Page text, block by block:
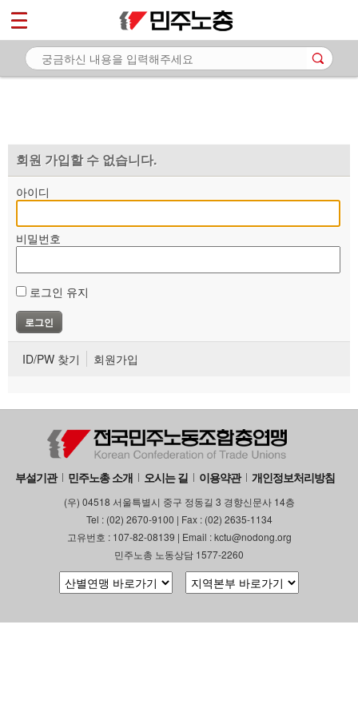
회원 가입할 수 없습니다.
아이디
비밀번호
로그인 유지
ID/PW 찾기 회원가입
부설기관 민주노총 소개 오시는 길 이용약관 개인정보처리방침
(우) 04518 서울특별시 중구 정동길 3 경향신문사 14층
Tel : (02) 2670-9100 | Fax : (02) 2635-1134
고유번호 : 107-82-08139 | Email : kctu@nodong.org
민주노총 노동상담 1577-2260
마이페이지
소개
자료
부설기관